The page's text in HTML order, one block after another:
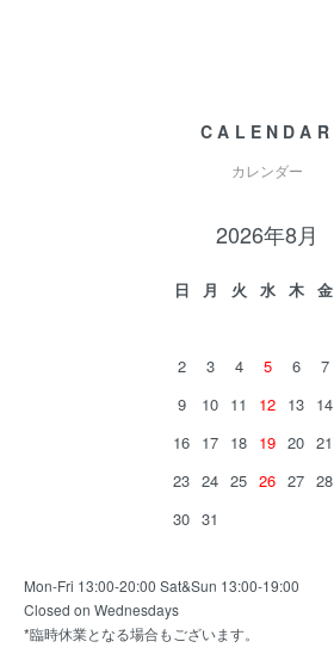
CALENDAR
カレンダー
2026年8月
日 月 火 水 木 金
2
3 4 5 6 7
9
10 11 12 13 14
16 17 18 19 20 21
23 24 25 26 27 28
30 31
Mon-Fri 13:00-20:00 Sat&Sun 13:00-19:00
Closed on Wednesdays
*臨時休業となる場合もございます。